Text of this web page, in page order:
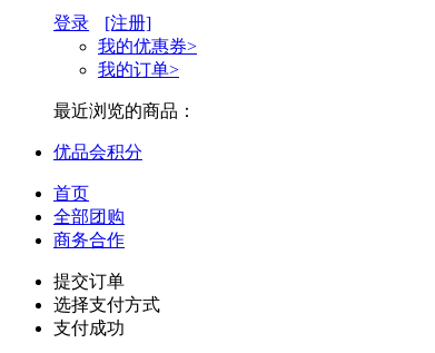
登录
[注册]
我的优惠券>
我的订单>
最近浏览的商品：
优品会积分
首页
全部团购
商务合作
提交订单
选择支付方式
支付成功